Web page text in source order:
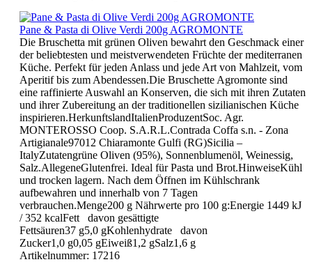
Pane & Pasta di Olive Verdi 200g AGROMONTE
Die Bruschetta mit grünen Oliven bewahrt den Geschmack einer
der beliebtesten und meistverwendeten Früchte der mediterranen
Küche. Perfekt für jeden Anlass und jede Art von Mahlzeit, vom
Aperitif bis zum Abendessen.Die Bruschette Agromonte sind
eine raffinierte Auswahl an Konserven, die sich mit ihren Zutaten
und ihrer Zubereitung an der traditionellen sizilianischen Küche
inspirieren.HerkunftslandItalienProduzentSoc. Agr.
MONTEROSSO Coop. S.A.R.L.Contrada Coffa s.n. - Zona
Artigianale97012 Chiaramonte Gulfi (RG)Sicilia –
ItalyZutatengrüne Oliven (95%), Sonnenblumenöl, Weinessig,
Salz.AllegeneGlutenfrei. Ideal für Pasta und Brot.HinweiseKühl
und trocken lagern. Nach dem Öffnen im Kühlschrank
aufbewahren und innerhalb von 7 Tagen
verbrauchen.Menge200 g Nährwerte pro 100 g:Energie 1449 kJ
/ 352 kcalFett davon gesättigte
Fettsäuren37 g5,0 gKohlenhydrate davon
Zucker1,0 g0,05 gEiweiß1,2 gSalz1,6 g
Artikelnummer: 17216